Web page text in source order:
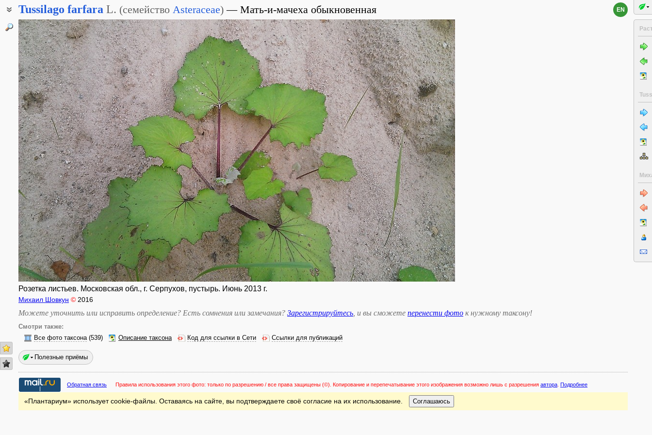
Tussilago farfara L. (семейство Asteraceae) Мать-и-мачеха обыкновенная EN
Розетка листьев. Московская обл., г. Серпухов, пустырь. Июнь 2013 г.
Михаил Шовкун © 2016
Можете уточнить или исправить определение? Есть сомнения или замечания? Зарегистрируйтесь , и вы сможете перенести фото к нужному таксону!
Смотри также:
Все фото таксона(539) Описание таксона Код для ссылки в Сети Ссылки для публикаций
Полезные приёмы
Обратная связь Правила использования этого фото: только по разрешению / все права защищены (©). Копирование и перепечатывание этого изображения возможно лишь с разрешения автора Подробнее
«Плантариум» использует cookie-файлы. Оставаясь на сайте, вы подтверждаете своё согласие на их использование. Соглашаюсь